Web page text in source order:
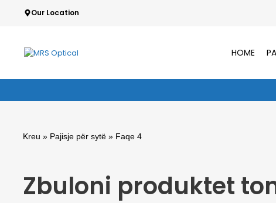
Our LocationWe guarantee highest quality & standards
HOME
Kreu » Pajisje për sytë » Faqe 4
Zbuloni produktet